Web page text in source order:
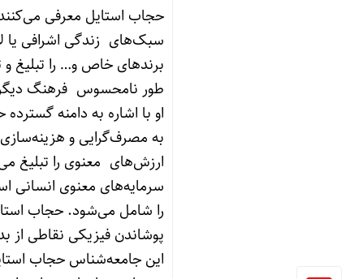
حجاب استایل معرفی
سبک‌های زندگی اشرافی یا
برندهای خاص و… را تبلیغ
طور نامحسوس فرهنگ
او با اشاره به دامنه
به مصرف‌گرایی و
ارزش‌های معنوی را تبلیغ
سرمایه‌های معنوی انسانی
را شامل می‌شود. حجاب
پوشاندن فیزیکی نقاطی از
این جامعه‌شناس حجاب